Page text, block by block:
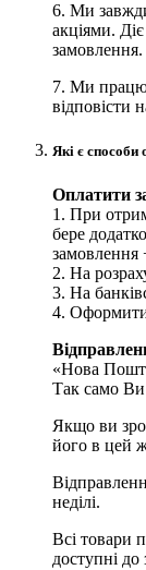
6. Ми
акціями.
замовлення.
7. Ми
відповісти
Які є способи
Оплатити
1. При
бере
замовлення
2. На
3. На
4.
«Нова
Так само Ви
Якщо ви
його в цей
неділі.
Всі товари
доступні